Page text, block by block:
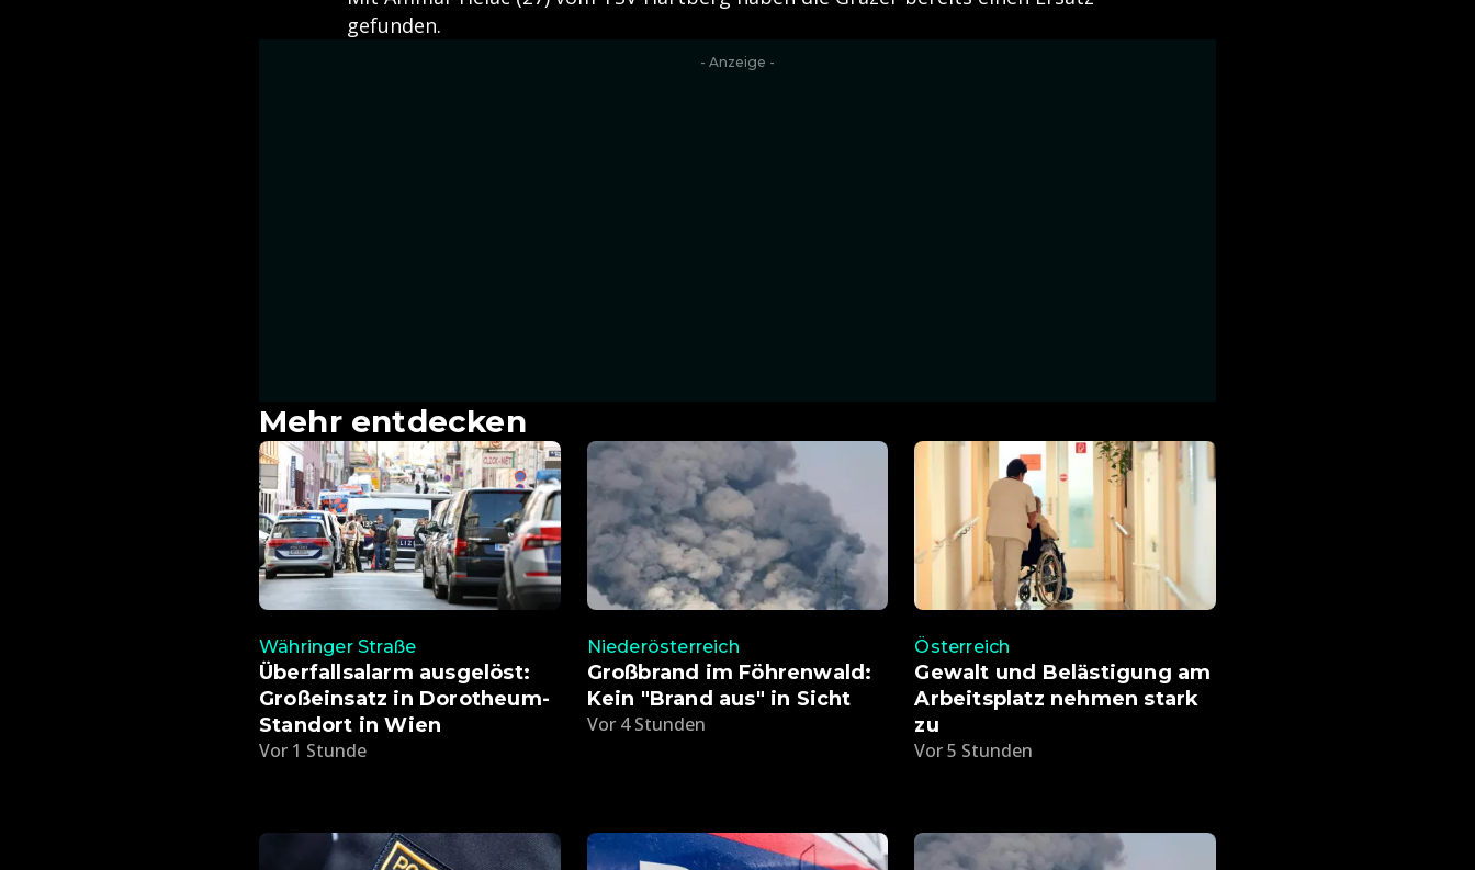
gefunden.
- Anzeige -
Mehr entdecken
Währinger Straße
Überfallsalarm ausgelöst:
Großeinsatz in Dorotheum-
Standort in Wien
Vor 1 Stunde
Niederösterreich
Großbrand im Föhrenwald:
Kein "Brand aus" in Sicht
Vor 4 Stunden
Österreich
Gewalt und Belästigung am
Arbeitsplatz nehmen stark
zu
Vor 5 Stunden